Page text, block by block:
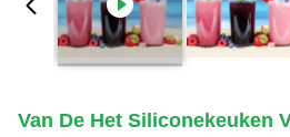
Van De Het Siliconekeuken